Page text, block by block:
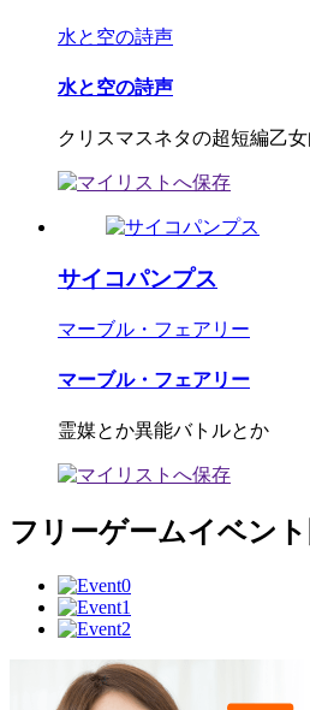
水と空の詩声
水と空の詩声
クリスマスネタの超短編乙女
サイコパンプス
マーブル・フェアリー
マーブル・フェアリー
霊媒とか異能バトルとか
フリーゲームイベント